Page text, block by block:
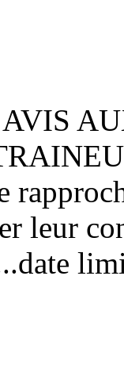
priés
pour